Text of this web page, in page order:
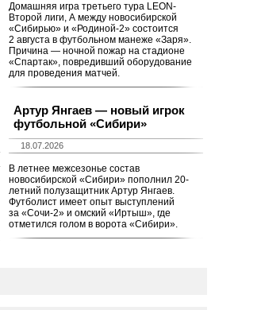
Домашняя игра третьего тура LEON-
Второй лиги, А между новосибирской
«Сибирью» и «Родиной-2» состоится
2 августа в футбольном манеже «Заря».
Причина — ночной пожар на стадионе
«Спартак», повредивший оборудование
для проведения матчей.
Артур Янгаев — новый игрок
футбольной «Сибири»
18.07.2026
В летнее межсезонье состав
новосибирской «Сибири» пополнил 20-
летний полузащитник Артур Янгаев.
Футболист имеет опыт выступлений
за «Сочи-2» и омский «Иртыш», где
отметился голом в ворота «Сибири».